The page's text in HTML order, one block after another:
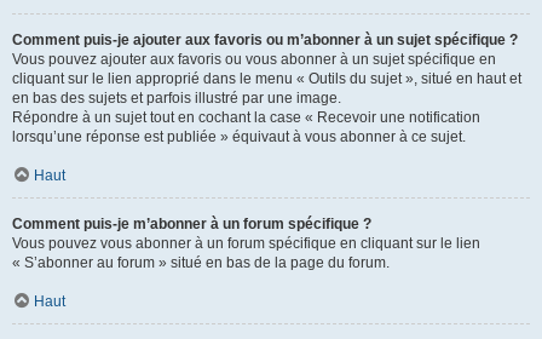
Comment puis-je ajouter aux favoris ou m’abonner à un sujet spécifique ?
Vous pouvez ajouter aux favoris ou vous abonner à un sujet spécifique en
cliquant sur le lien approprié dans le menu « Outils du sujet », situé en haut et
en bas des sujets et parfois illustré par une image.
Répondre à un sujet tout en cochant la case « Recevoir une notification
lorsqu’une réponse est publiée » équivaut à vous abonner à ce sujet.
Haut
Comment puis-je m’abonner à un forum spécifique ?
Vous pouvez vous abonner à un forum spécifique en cliquant sur le lien
« S’abonner au forum » situé en bas de la page du forum.
Haut